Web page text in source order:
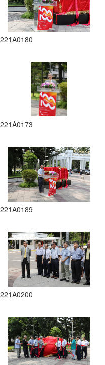
221A0180
221A0173
221A0189
221A0200